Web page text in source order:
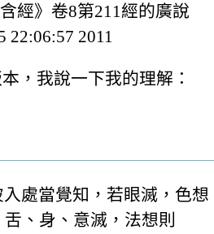
經》卷8第211經的廣說
22:06:57 2011
，我說一下我的理解：
入處當覺知，若眼滅，色想
、身、意滅，法想則